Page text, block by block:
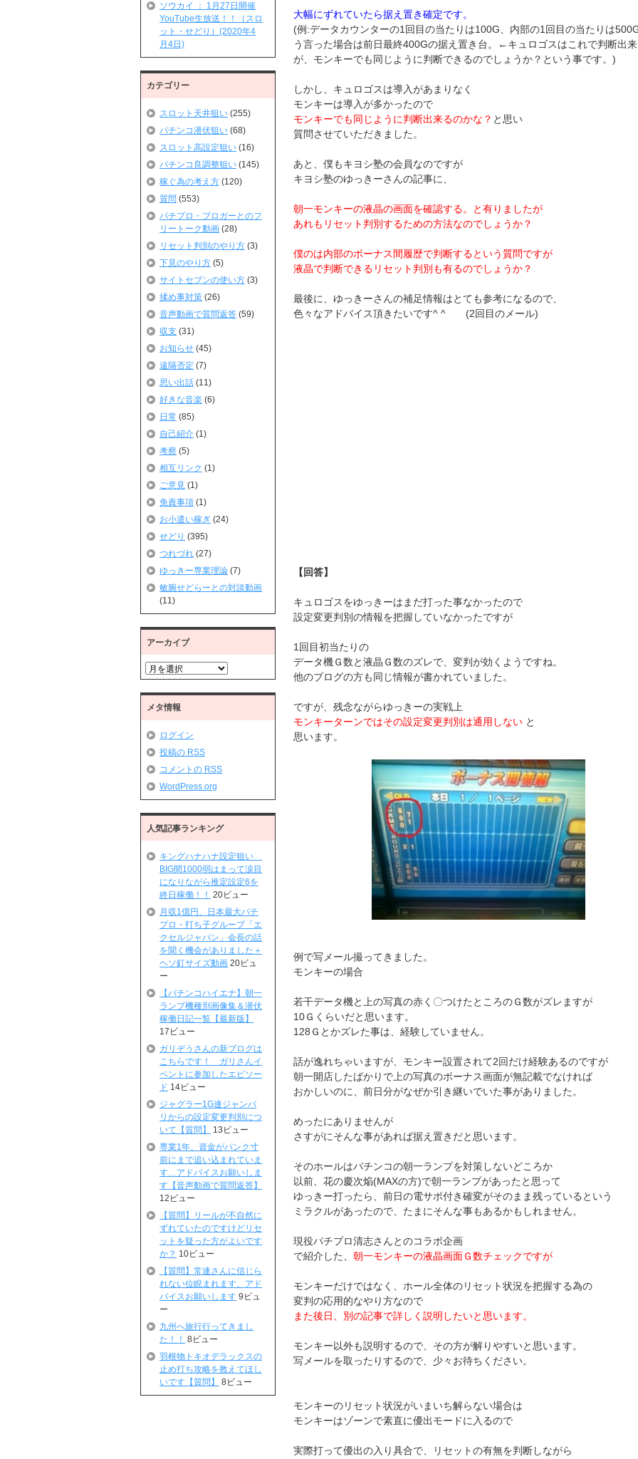
大幅にずれていたら据え置き確定です。
(例:データカウンターの1回目の当たりは100G、内部の1回目の当たりは
う言った場合は前日最終400Gの据え置き台。←キュロゴスはこれで判断出
が、モンキーでも同じように判断できるのでしょうか？という事です。)
しかし、キュロゴスは導入があまりなく
モンキーは導入が多かったので
モンキーでも同じように判断出来るのかな？ と思い
質問させていただきました。
あと、僕もキヨシ塾の会員なのですが
キヨシ塾のゆっきーさんの記事に、
朝一モンキーの液晶の画面を確認する。と有りましたが
あれもリセット判別するための方法なのでしょうか？
僕のは内部のボーナス間履歴で判断するという質問ですが
液晶で判断できるリセット判別も有るのでしょうか？
最後に、ゆっきーさんの補足情報はとても参考になるので、
色々なアドバイス頂きたいです^ ^ (2回目のメール)
【回答】
キュロゴスをゆっきーはまだ打った事なかったので
設定変更判別の情報を把握していなかったですが
1回目初当たりの
データ機Ｇ数と液晶Ｇ数のズレで、変判が効くようですね。
他のブログの方も同じ情報が書かれていました。
ですが、残念ながらゆっきーの実戦上
モンキーターンではその設定変更判別は通用しない と
思います。
例で写メール撮ってきました。
モンキーの場合
若干データ機と上の写真の赤く〇つけたところのＧ数がズレますが
10Ｇくらいだと思います。
128Ｇとかズレた事は、経験していません。
話が逸れちゃいますが、モンキー設置されて2回だけ経験あるのですが
朝一開店したばかりで上の写真のボーナス画面が無記載でなければ
おかしいのに、前日分がなぜか引き継いでいた事がありました。
めったにありませんが
さすがにそんな事があれば据え置きだと思います。
そのホールはパチンコの朝一ランプを対策しないどころか
以前、花の慶次焔(MAXの方)で朝一ランプがあったと思って
ゆっきー打ったら、前日の電サポ付き確変がそのまま残っているという
ミラクルがあったので、たまにそんな事もあるかもしれません。
現役パチプロ清志さんとのコラボ企画
で紹介した、朝一モンキーの液晶画面Ｇ数チェックですが
モンキーだけではなく、ホール全体のリセット状況を把握する為の
変判の応用的なやり方なので
また後日、別の記事で詳しく説明したいと思います。
モンキー以外も説明するので、その方が解りやすいと思います。
写メールを取ったりするので、少々お待ちください。
モンキーのリセット状況がいまいち解らない場合は
モンキーはゾーンで素直に優出モードに入るので
実際打って優出の入り具合で、リセットの有無を判断しながら
ソウカイ ： 1月27日開催
YouTube生放送！！（スロ
ット・せどり）(2020年4
月4日)
カテゴリー
スロット天井狙い (255)
パチンコ潜伏狙い (68)
スロット高設定狙い (16)
パチンコ良調整狙い (145)
稼ぐ為の考え方 (120)
質問 (553)
パチプロ・ブロガーとのフ
リートーク動画 (28)
リセット判別のやり方 (3)
下見のやり方 (5)
サイトセブンの使い方 (3)
揉め事対策 (26)
音声動画で質問返答 (59)
収支 (31)
お知らせ (45)
遠隔否定 (7)
思い出話 (11)
好きな音楽 (6)
日常 (85)
自己紹介 (1)
考察 (5)
相互リンク (1)
ご意見 (1)
免責事項 (1)
お小遣い稼ぎ (24)
せどり (395)
つれづれ (27)
ゆっきー専業理論 (7)
敏腕せどらーとの対談動画
(11)
アーカイブ
ア
ー
カ
イ
ブ
メタ情報
ログイン
投稿の RSS
コメントの RSS
WordPress.org
人気記事ランキング
キングハナハナ設定狙い
BIG間1000弱はまって涙目
になりながら推定設定6を
終日稼働！！ 20ビュー
月収1億円、日本最大パチ
プロ・打ち子グループ「エ
クセルジャパン」会長の話
を聞く機会がありました＋
ヘソ釘サイズ動画 20ビュ
ー
【パチンコハイエナ】朝一
ランプ機種別画像集＆潜伏
稼働日記一覧【最新版】
17ビュー
ガリぞうさんの新ブログは
こちらです！ ガリさんイ
ベントに参加したエピソー
ド 14ビュー
ジャグラー1G連ジャンバ
リからの設定変更判別につ
いて【質問】
13ビュー
専業1年、資金がパンク寸
前にまで追い込まれていま
す…アドバイスお願いしま
す【音声動画で質問返答】
12ビュー
【質問】リールが不自然に
ずれていたのですけどリセ
ットを疑った方がよいです
か？ 10ビュー
【質問】常連さんに信じら
れない位睨まれます、アド
バイスお願いします 9ビュ
ー
九州へ旅行行ってきまし
た！！ 8ビュー
羽根物トキオデラックスの
止め打ち攻略を教えてほし
いです【質問】
8ビュー